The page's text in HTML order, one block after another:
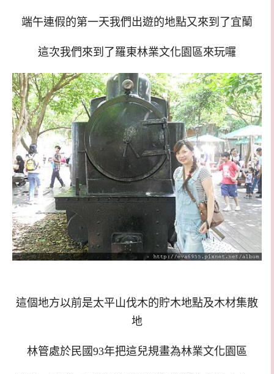
端午連假的第一天我們出遊的地點又來到了宜蘭
這次我們來到了羅東林業文化園區來玩囉
這個地方以前是太平山伐木的貯木地點及木材集散
地
林管處於民國93年把這兒規畫為林業文化園區